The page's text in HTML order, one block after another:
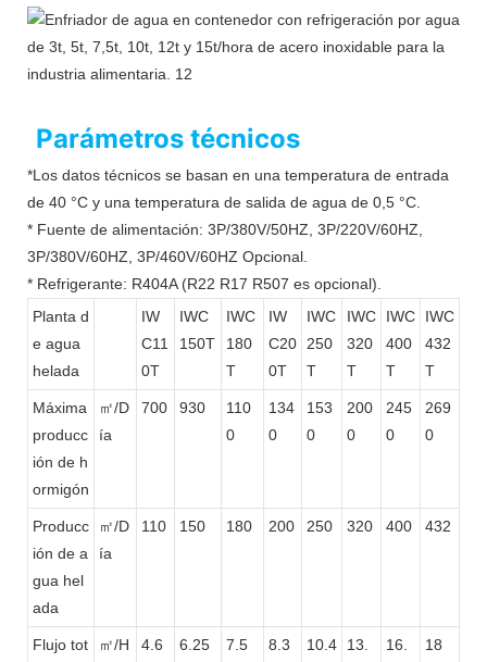
Parámetros técnicos
*Los datos técnicos se basan en una temperatura de entrada
de 40 °C y una temperatura de salida de agua de 0,5 °C.
* Fuente de alimentación: 3P/380V/50HZ, 3P/220V/60HZ,
3P/380V/60HZ, 3P/460V/60HZ Opcional.
* Refrigerante: R404A (R22 R17 R507 es opcional).
Planta d
e agua
helada
IW
C11
0T
IWC
150T
IWC
180
T
IW
C20
0T
IWC
250
T
IWC
320
T
IWC
400
T
IWC
432
T
Máxima
producc
ión de h
ormigón
㎡/D
ía
700 930
110
0
134
0
153
0
200
0
245
0
269
0
Producc
ión de a
gua hel
ada
㎡/D
ía
110 150 180 200 250 320 400 432
Flujo tot ㎡/H 4.6 6.25 7.5 8.3 10.4 13. 16. 18